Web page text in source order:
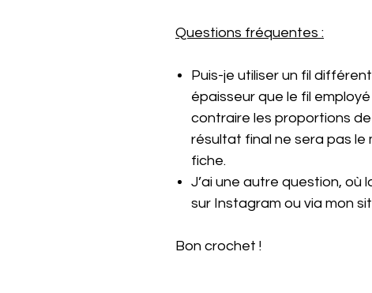
Questions fréquentes :
Puis-je utiliser un fil
épaisseur que le fil
contraire les proportions
résultat final ne sera pas le
fiche.
J’ai une autre question, où
sur Instagram ou via mon
Bon crochet !